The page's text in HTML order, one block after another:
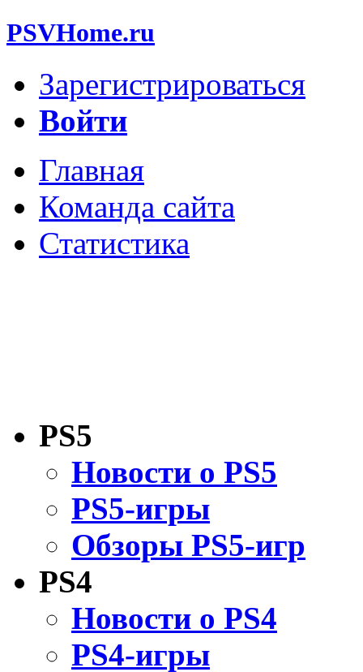
PSVHome.ru
Зарегистрироваться
Войти
Главная
Команда сайта
Статистика
PS5
Новости о PS5
PS5-игры
Обзоры PS5-игр
PS4
Новости о PS4
PS4-игры